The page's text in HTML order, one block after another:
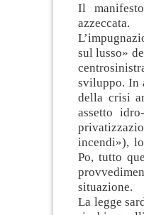
Il
azzeccata.
sul lusso»
sviluppo. In
della crisi
assetto
incendi»),
Po, tutto
situazione.
La legge